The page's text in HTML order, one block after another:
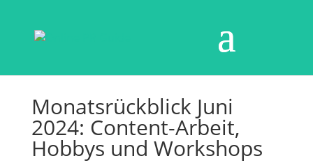
Monatsrückblick Juni
2024: Content-Arbeit,
Hobbys und Workshops